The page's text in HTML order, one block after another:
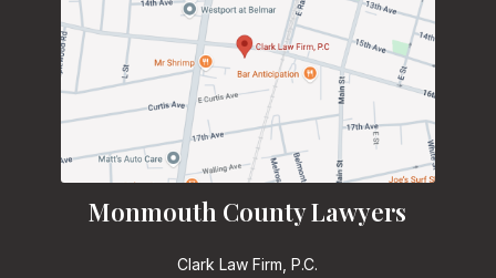
Monmouth County Lawyers
Clark Law Firm, P.C.